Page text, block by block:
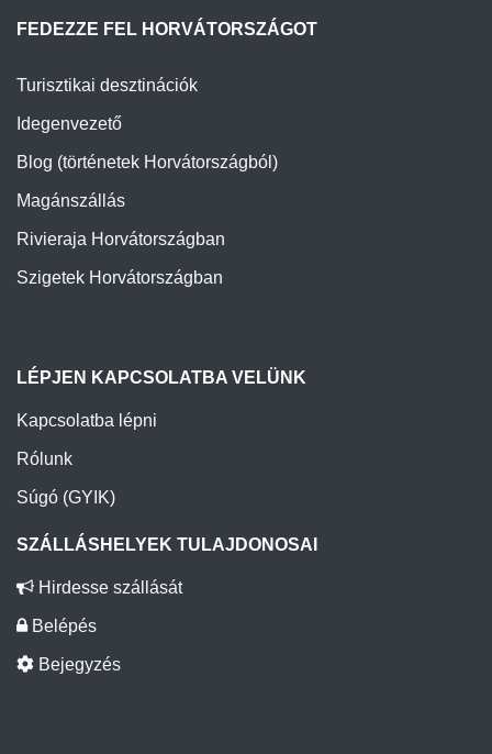
FEDEZZE FEL HORVÁTORSZÁGOT
Turisztikai desztinációk
Idegenvezető
Blog (történetek Horvátországból)
Magánszállás
Rivieraja Horvátországban
Szigetek Horvátországban
LÉPJEN KAPCSOLATBA VELÜNK
Kapcsolatba lépni
Rólunk
Súgó (GYIK)
SZÁLLÁSHELYEK TULAJDONOSAI
Hirdesse szállását
Belépés
Bejegyzés